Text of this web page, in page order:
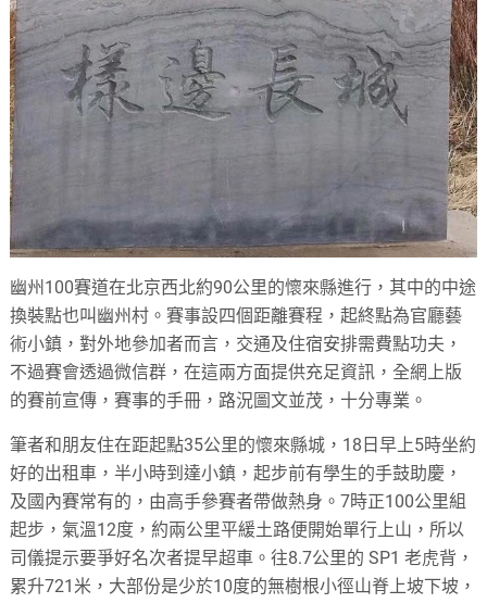
幽州100賽道在北京西北約90公里的懷來縣進行，其中的中途
換裝點也叫幽州村。賽事設四個距離賽程，起終點為官廳藝
術小鎮，對外地參加者而言，交通及住宿安排需費點功夫，
不過賽會透過微信群，在這兩方面提供充足資訊，全網上版
的賽前宣傳，賽事的手冊，路況圖文並茂，十分專業。
筆者和朋友住在距起點35公里的懷來縣城，18日早上5時坐約
好的出租車，半小時到達小鎮，起步前有學生的手鼓助慶，
及國內賽常有的，由高手參賽者帶做熱身。7時正100公里組
起步，氣溫12度，約兩公里平緩土路便開始單行上山，所以
司儀提示要爭好名次者提早超車。往8.7公里的 SP1 老虎背，
累升721米，大部份是少於10度的無樹根小徑山脊上坡下坡，